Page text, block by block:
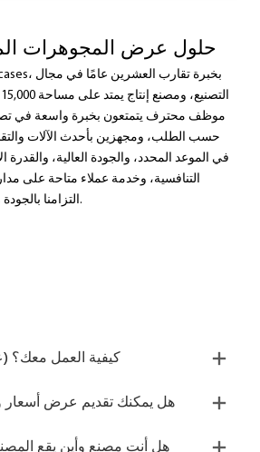
حلول عرض المجوهرات
موظف محترف يتمتعون بخبرة واسعة في
حسب الطلب، ومجهزين بأحدث الآلات
في الموعد المحدد، والجودة العالية، والقدرة
التنافسية، وخدمة عملاء متاحة على
التزامنا بالجودة وحرصنا على رضا عملائنا.
كيفية العمل معك؟
هل يمكنك تقديم عرض أسعار